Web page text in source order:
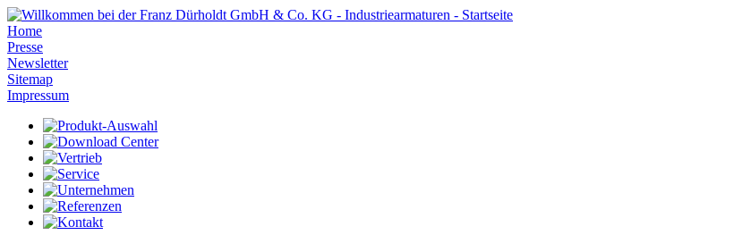
Home
Presse
Newsletter
Sitemap
Impressum